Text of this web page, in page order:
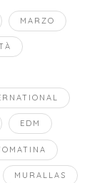
MARZO
EDM
MURALLAS